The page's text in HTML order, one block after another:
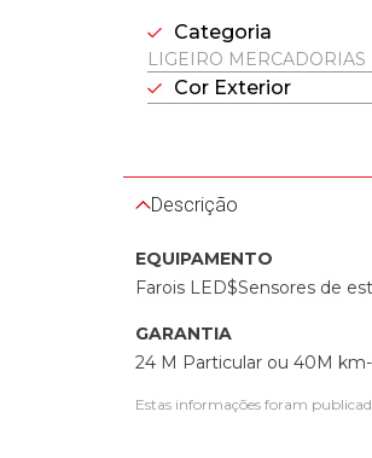
Categoria
LIGEIRO MERCADORIAS
Cor Exterior
Descrição
EQUIPAMENTO
Farois LED$Sensores de
GARANTIA
24 M Particular ou 40M
Estas informações foram